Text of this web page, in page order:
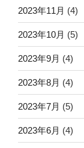
2023年11月 (4)
2023年10月 (5)
2023年9月 (4)
2023年8月 (4)
2023年7月 (5)
2023年6月 (4)